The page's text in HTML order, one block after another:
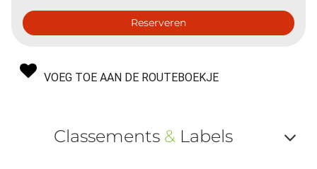
Reserveren
VOEG TOE AAN DE ROUTEBOEKJE
Classements &Labels